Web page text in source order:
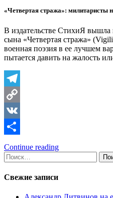
«Четвертая стража»: милитаристы
В издательстве СтихиЯ
сына «Четвертая стража»
военная поэзия в ее лучшем
пытается давить на жалость
Telegram
Copy
Link
VK
Отправить
Continue reading
Найти:
Свежие записи